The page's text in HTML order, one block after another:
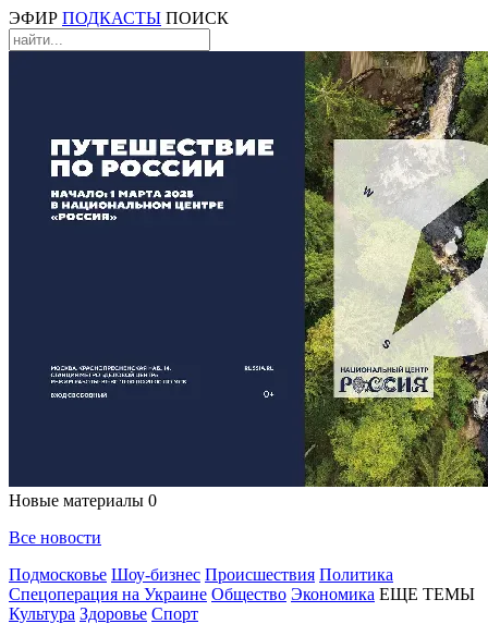
ЭФИР ПОДКАСТЫ ПОИСК
Новые материалы 0
Все новости
Подмосковье Шоу-бизнес Происшествия Политика
Спецоперация на Украине Общество Экономика ЕЩЕ ТЕМЫ
Культура Здоровье Спорт